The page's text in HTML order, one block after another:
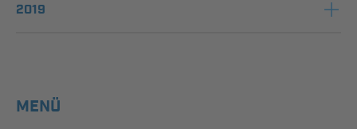
2019
MENÜ